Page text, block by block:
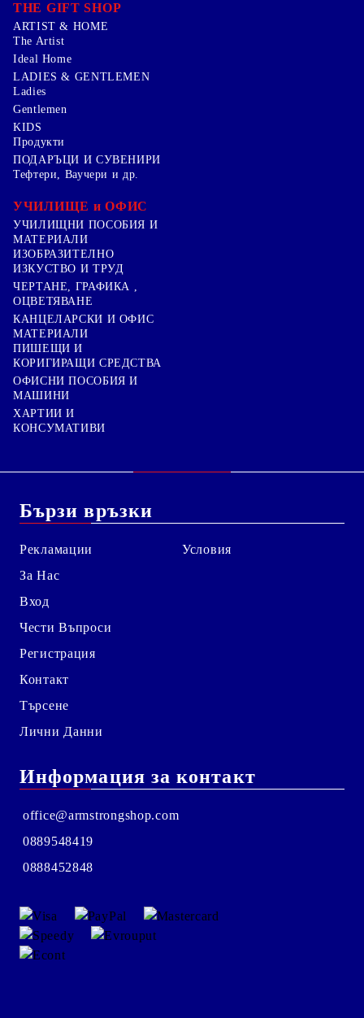
THE GIFT SHOP
ARTIST & HOME
The Artist
Ideal Home
LADIES & GENTLEMEN
Ladies
Gentlemen
KIDS
Продукти
ПОДАРЪЦИ И СУВЕНИРИ
Тефтери, Ваучери и др.
УЧИЛИЩЕ и ОФИС
УЧИЛИЩНИ ПОСОБИЯ И
МАТЕРИАЛИ
ИЗОБРАЗИТЕЛНО
ИЗКУСТВО И ТРУД
ЧЕРТАНЕ, ГРАФИКА ,
ОЦВЕТЯВАНЕ
КАНЦЕЛАРСКИ И ОФИС
МАТЕРИАЛИ
ПИШЕЩИ И
КОРИГИРАЩИ СРЕДСТВА
ОФИСНИ ПОСОБИЯ И
МАШИНИ
ХАРТИИ И
КОНСУМАТИВИ
Бързи връзки
Рекламации
За Нас
Вход
Чести Въпроси
Регистрация
Контакт
Търсене
Лични Данни
Условия
Информация за контакт
office@armstrongshop.com
0889548419
0888452848